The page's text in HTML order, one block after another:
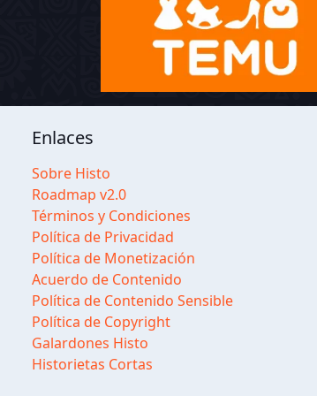
Enlaces
Sobre Histo
Roadmap v2.0
Términos y Condiciones
Política de Privacidad
Política de Monetización
Acuerdo de Contenido
Política de Contenido Sensible
Política de Copyright
Galardones Histo
Historietas Cortas